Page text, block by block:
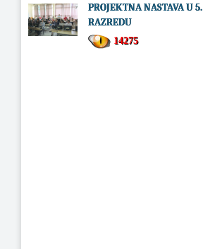
PROJEKTNA NASTAVA U 5.
RAZREDU
14275